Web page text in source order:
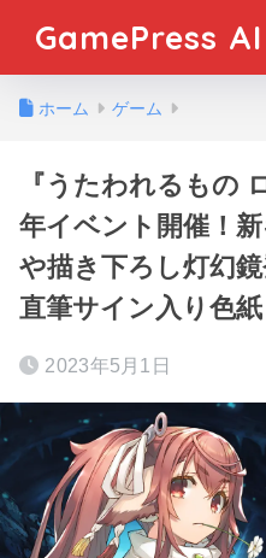
GamePress
ホーム ゲーム
『うたわれるもの
年イベント開催！
や描き下ろし灯幻
直筆サイン入り色紙
2023年5月1日